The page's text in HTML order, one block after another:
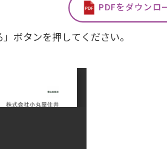
PDFをダウンロ
ボタンを押してください。